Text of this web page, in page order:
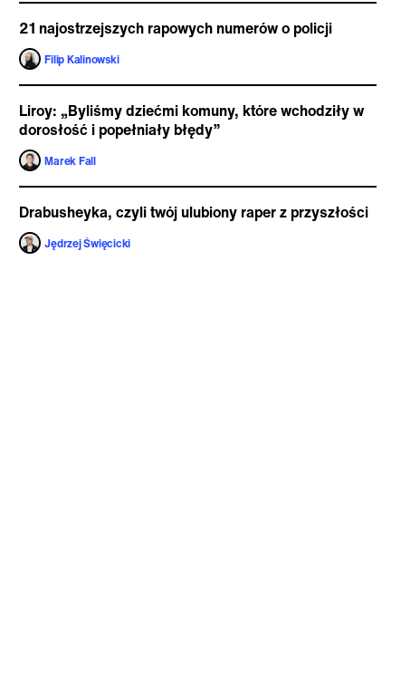
21 najostrzejszych rapowych numerów o policji
Filip Kalinowski
Liroy: „Byliśmy dziećmi komuny, które wchodziły w
dorosłość i popełniały błędy”
Marek Fall
Drabusheyka, czyli twój ulubiony raper z przyszłości
Jędrzej Święcicki